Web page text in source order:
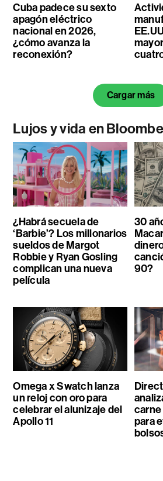
Cuba padece su sexto
apagón eléctrico
nacional en 2026,
¿cómo avanza la
reconexión?
Cargar más
Lujos y vida en
¿Habrá secuela de
‘Barbie’? Los millonarios
sueldos de Margot
Robbie y Ryan Gosling
complican una nueva
película
30
90?
Omega x Swatch lanza
un reloj con oro para
celebrar el alunizaje del
Apollo 11
carne
para